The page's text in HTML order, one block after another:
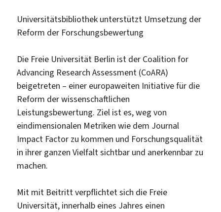
Universitätsbibliothek unterstützt Umsetzung der
Reform der Forschungsbewertung
Die Freie Universität Berlin ist der Coalition for
Advancing Research Assessment (CoARA)
beigetreten – einer europaweiten Initiative für die
Reform der wissenschaftlichen
Leistungsbewertung. Ziel ist es, weg von
eindimensionalen Metriken wie dem Journal
Impact Factor zu kommen und Forschungsqualität
in ihrer ganzen Vielfalt sichtbar und anerkennbar zu
machen.
Mit mit Beitritt verpflichtet sich die Freie
Universität, innerhalb eines Jahres einen